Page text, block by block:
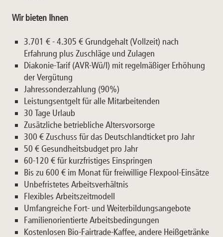
Wir bieten Ihnen
3.701 € - 4.305 € Grundgehalt (Vollzeit) nach
Erfahrung plus Zuschläge und Zulagen
Diakonie-Tarif (AVR-Wü/I) mit regelmäßiger Erhöhung
der Vergütung
Jahressonderzahlung (90%)
Leistungsentgelt für alle Mitarbeitenden
30 Tage Urlaub
Zusätzliche betriebliche Altersvorsorge
300 € Zuschuss für das Deutschlandticket pro Jahr
50 € Gesundheitsbudget pro Jahr
60-120 € für kurzfristiges Einspringen
Bis zu 600 € im Monat für freiwillige Flexpool-Einsätze
Unbefristetes Arbeitsverhältnis
Flexibles Arbeitszeitmodell
Umfangreiche Fort- und Weiterbildungsangebote
Familienorientierte Arbeitsbedingungen
Kostenlosen Bio-Fairtrade-Kaffee, andere Heißgetränke